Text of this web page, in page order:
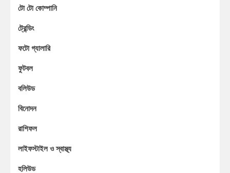
টো টো কোম্পানি
ট্রেন্ডিং
ফটো গ্যালারি
ফুটবল
বলিউড
বিনোদন
রাশিফল
লাইফস্টাইল ও স্বাস্থ্য
হলিউড